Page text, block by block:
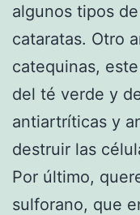
algunos tipos
cataratas. Otro
catequinas,
del té verde y
antiartríticas y
destruir las
Por último,
sulforano, que